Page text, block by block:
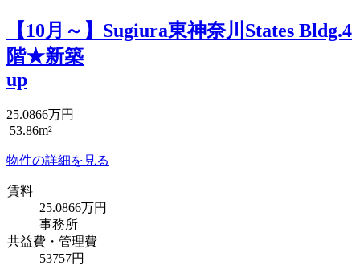
【10月～】Sugiura東神奈川States Bldg.4
階★新築
up
25.0866万円
53.86m²
物件の詳細を見る
賃料
25.0866万円
事務所
共益費・管理費
53757円